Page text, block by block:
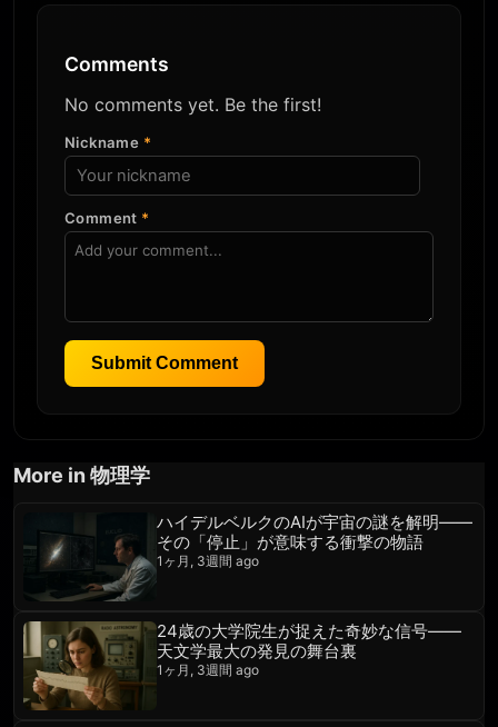
Comments
No comments yet. Be the first!
Nickname *
Comment *
Submit Comment
More in 物理学
ハイデルベルクのAIが宇宙の謎を解明――
その「停止」が意味する衝撃の物語
1ヶ月, 3週間 ago
24歳の大学院生が捉えた奇妙な信号――
天文学最大の発見の舞台裏
1ヶ月, 3週間 ago